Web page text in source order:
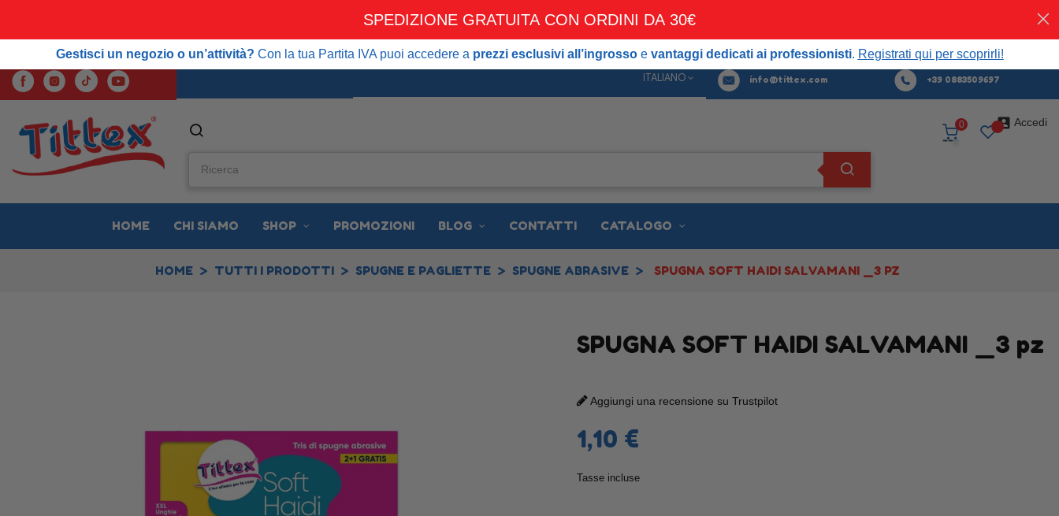
SPEDIZIONE GRATUITA CON ORDINI DA 30€
Gestisci un negozio o un’attività?Con la tua Partita IVA puoi accedere aprezzi esclusivi all’ingrossoevantaggi dedicati ai professionisti. Registrati qui per scoprirli!
Acquista
ITALIANO info@tittex.com +39 0883509697
 Accedi
0
HOME CHI SIAMO SHOP PROMOZIONI BLOG CONTATTI CATALOGO
HOME TUTTI I PRODOTTI SPUGNE E PAGLIETTE SPUGNE ABRASIVE SPUGNA SOFT HAIDI SALVAMANI _3 PZ
SPUGNA SOFT HAIDI SALVAMANI _3 pz
Aggiungi una recensione su Trustpilot
1,10 €
Tasse incluse
SPEDIZIONE GRATUITA CON ORDINI DA 30€
Gestisci un negozio o un’attività? Con la tua Partita IVA puoi accedere a prezzi esclusivi all’ingrossoe vantaggi dedicati ai professionisti. Registrati qui per scoprirli!